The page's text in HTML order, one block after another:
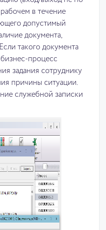
в течение
допустимый
документа,
такого документа
бизнес-процесс
задания сотруднику
причины ситуации.
служебной записки